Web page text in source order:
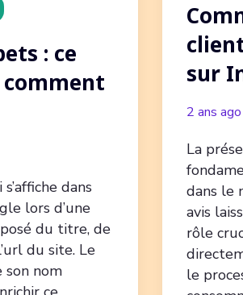
: ce
comment
dans
lors d’une
du titre, de
du site. Le
son nom
sur
2 ans ago
La
dans le
avis
rôle
le